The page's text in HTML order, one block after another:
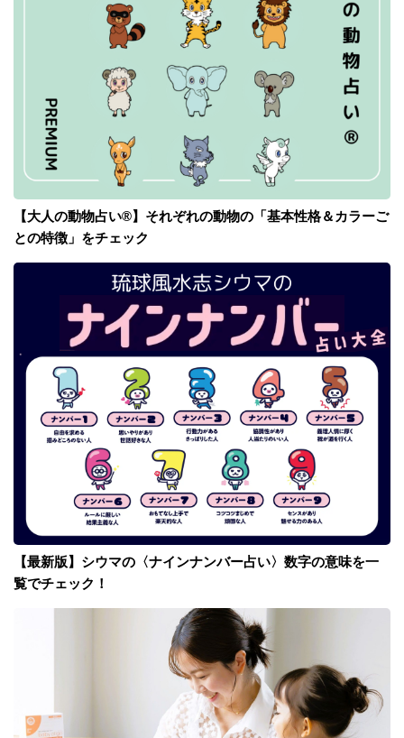
【大人の動物占い®】それぞれの動物の「基本性格＆カラーご
との特徴」をチェック
【最新版】シウマの〈ナインナンバー占い〉数字の意味を一
覧でチェック！